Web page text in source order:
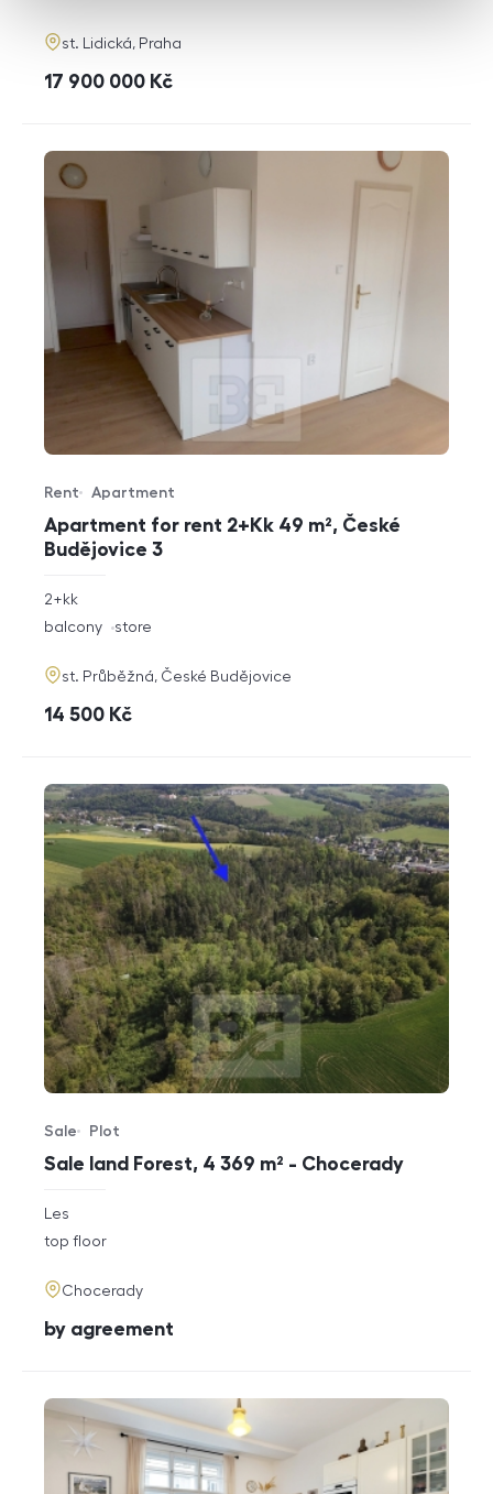
adresa
st. Lidická, Praha
cena
17 900 000 Kč
Apartment for rent 2+Kk 49 m², České
Budějovice 3
Offer type
Rent
Property type
Apartment
rozměry
disposition
2+kk
funkce
balcony store
adresa
st. Průběžná, České Budějovice
cena
14 500 Kč
Sale land Forest, 4 369 m² - Chocerady
Offer type
Sale
Property type
Plot
rozměry
disposition
Les
funkce
top floor
adresa
Chocerady
cena
by agreement